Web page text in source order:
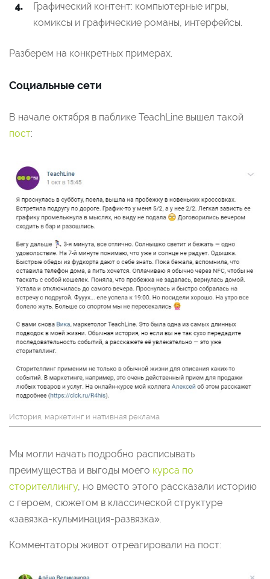
Графический контент: компьютерные игры,
комиксы и графические романы, интерфейсы.
Разберем на конкретных примерах.
Социальные сети
В начале октября в паблике TeachLine вышел такой
пост:
История, маркетинг и нативная реклама
Мы могли начать подробно расписывать
преимущества и выгоды моего курса по
сторителлингу, но вместо этого рассказали историю
с героем, сюжетом в классической структуре
«завязка-кульминация-развязка».
Комментаторы живот отреагировали на пост: